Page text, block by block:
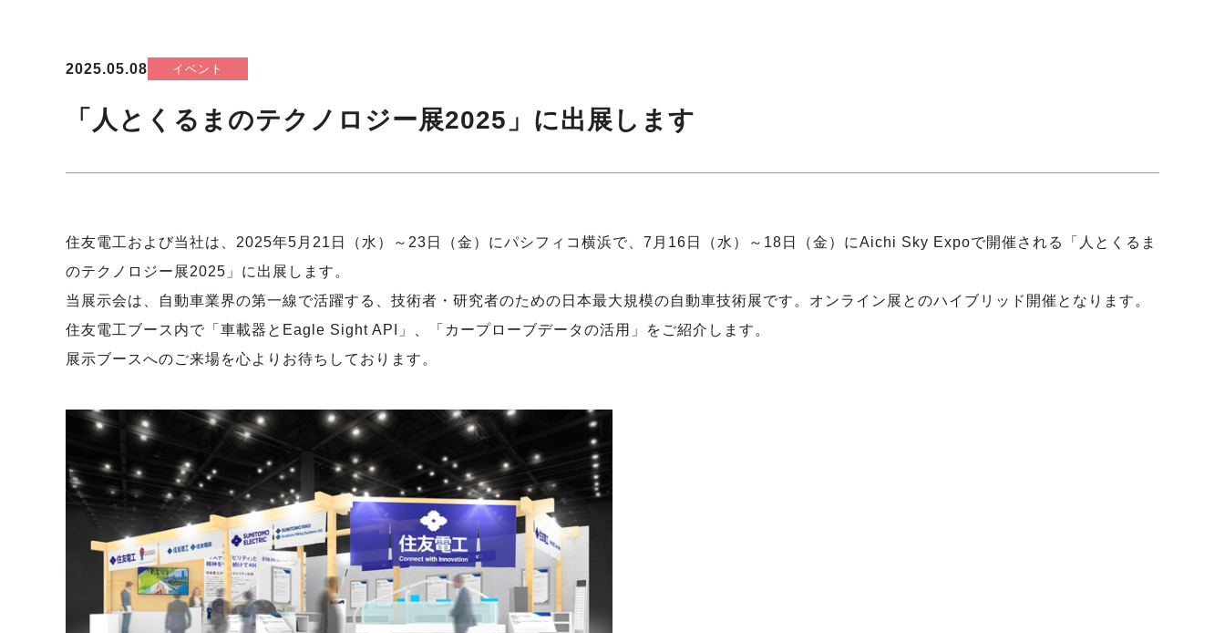
2025.05.08 イベント
「人とくるまのテクノロジー展2025」に出展します
住友電工および当社は、2025年5月21日（水）～23日（金）にパシフィコ横浜で、7月16日（水）～18日（金）にAichi Sky Expoで開催される「人とくるま
のテクノロジー展2025」に出展します。
当展示会は、自動車業界の第一線で活躍する、技術者・研究者のための日本最大規模の自動車技術展です。オンライン展とのハイブリッド開催となります。
住友電工ブース内で「車載器とEagle Sight API」、「カープローブデータの活用」をご紹介します。
展示ブースへのご来場を心よりお待ちしております。